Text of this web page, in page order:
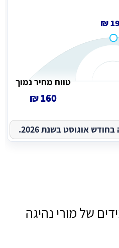
טווח מחיר נמוך
160 ₪
אוגוסט בשנת 2026.
של מורי נהיגה